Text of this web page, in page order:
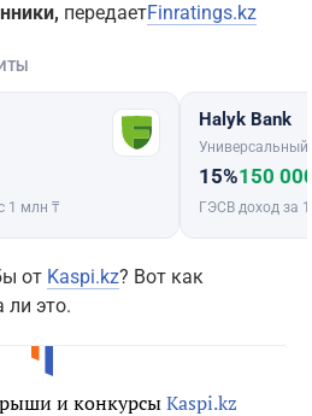
передаетFinratings.kz
1 млн ₸
Halyk Bank
Универсальный
15%
ГЭСВ
150
доход за
от Kaspi.kz? Вот как
ли это.
и конкурсыKaspi.kz